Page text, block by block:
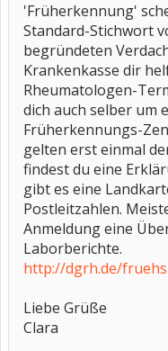
'Früherkennung'
Standard-Stichwort
begründeten
Krankenkasse dir
Rheumatologen-
dich auch selber um
Früherkennungs-
gelten erst einmal
findest du eine
gibt es eine
Postleitzahlen.
Anmeldung eine
Laborberichte.
http://dgrh.de/
Liebe Grüße
Clara